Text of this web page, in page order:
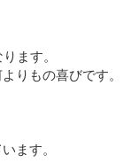
ます。
りもの喜びです。
ます。